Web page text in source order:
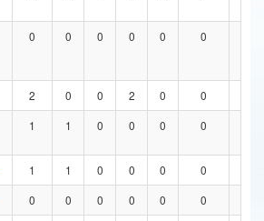
e dos Direitos Humanos
0 0 0 0 0 0
2 0 0 2 0 0
1 1 0 0 0 0
1 1 0 0 0 0
0 0 0 0 0 0